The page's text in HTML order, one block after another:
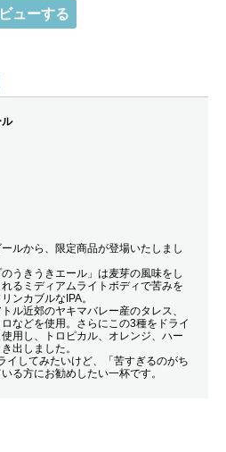
ューする
ル
ルから、限定商品が登場いたしまし
のうきうきエール」は麦芽の風味をし
るミディアムライトボディで苦みを
ンカブルなIPA。
ル近郊のヤキマバレー産のタレス、
などを使用。さらにこの3種をドライ
用し、トロピカル、オレンジ、ハー
出しました。
イしてみたいけど、「苦すぎるのがち
る方にお勧めしたい一杯です。